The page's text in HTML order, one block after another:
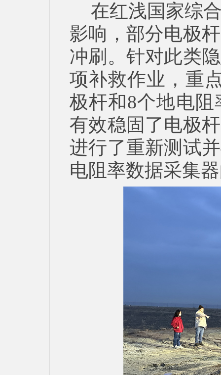
在红浅国家综
影响，部分电极
冲刷。针对此类
项补救作业，重
极杆和8个地电
有效稳固了电极
进行了重新测试
电阻率数据采集